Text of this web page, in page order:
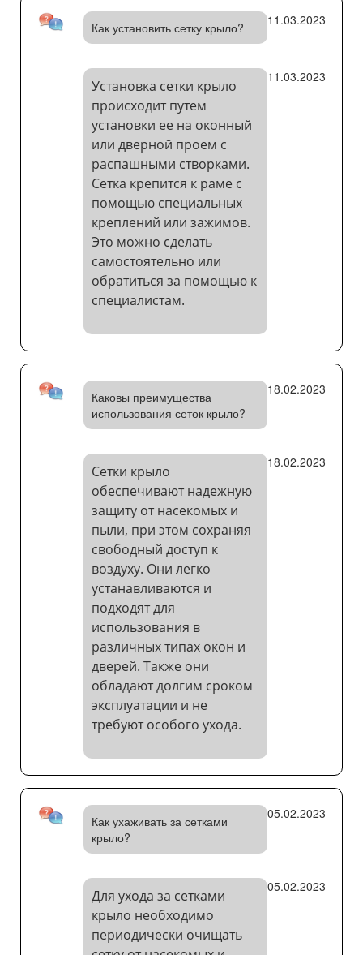
Как установить сетку крыло? 11.03.2023
Установка сетки крыло
происходит путем
установки ее на оконный
или дверной проем с
распашными створками.
Сетка крепится к раме с
помощью специальных
креплений или зажимов.
Это можно сделать
самостоятельно или
обратиться за помощью к
специалистам.
11.03.2023
Каковы преимущества
использования сеток крыло?
18.02.2023
Сетки крыло
обеспечивают надежную
защиту от насекомых и
пыли, при этом сохраняя
свободный доступ к
воздуху. Они легко
устанавливаются и
подходят для
использования в
различных типах окон и
дверей. Также они
обладают долгим сроком
эксплуатации и не
требуют особого ухода.
18.02.2023
Как ухаживать за сетками
крыло?
05.02.2023
Для ухода за сетками
крыло необходимо
периодически очищать
05.02.2023